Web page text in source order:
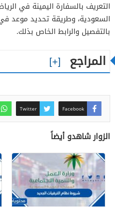
التعريف بالسفارة اليمينة في
السعودية، وطريقة تحديد موعد في
بالتفصيل والرابط الخاص بذلك.
المراجع
Facebook
Twitter
الزوار شاهدو أيضاً